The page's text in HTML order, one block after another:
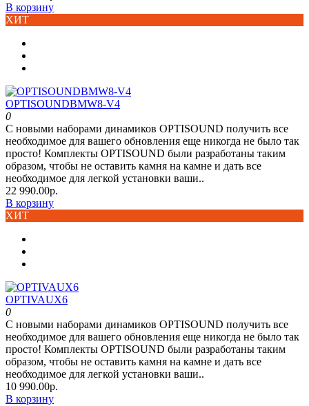
В корзину
ХИТ
OPTISOUNDBMW8-V4
0
С новыми наборами динамиков OPTISOUND получить все
необходимое для вашего обновления еще никогда не было так
просто! Комплекты OPTISOUND были разработаны таким
образом, чтобы не оставить камня на камне и дать все
необходимое для легкой установки ваши..
22 990.00р.
В корзину
ХИТ
OPTIVAUX6
0
С новыми наборами динамиков OPTISOUND получить все
необходимое для вашего обновления еще никогда не было так
просто! Комплекты OPTISOUND были разработаны таким
образом, чтобы не оставить камня на камне и дать все
необходимое для легкой установки ваши..
10 990.00р.
В корзину